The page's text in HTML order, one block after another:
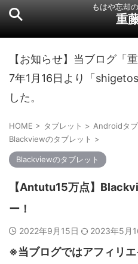
もはや忘却
重
【お知らせ】当ブログ「
7年1月16日より「
した。
HOME > タブレット > Androidタ
Blackviewのタブレット >
Blackviewのタブレット
【Antutu15万点】
ー！
2022年9月15日 2023年5月
※当ブログではアフィリ